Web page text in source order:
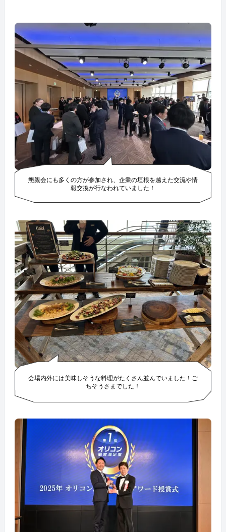
懇親会にも多くの方が参加され、企業の垣根を越えた交流や情
報交換が行なわれていました！
会場内外には美味しそうな料理がたくさん並んでいました！ご
ちそうさまでした！